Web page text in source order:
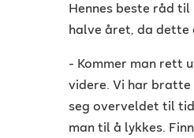
Hennes beste råd
halve året, da dette
- Kommer man rett
videre. Vi har
seg overveldet til
man til å lykkes.